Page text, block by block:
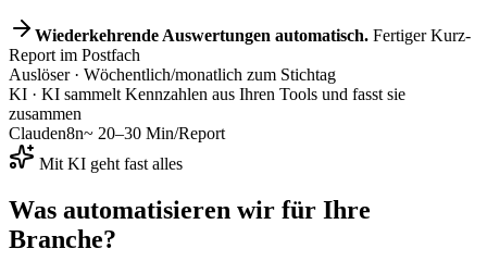
Wiederkehrende Auswertungen automatisch. Fertiger Kurz-
Report im Postfach
Auslöser· Wöchentlich/monatlich zum Stichtag
KI · KI sammelt Kennzahlen aus Ihren Tools und fasst sie
zusammen
Clauden8n~ 20–30 Min/Report
Mit KI geht fast alles
Was automatisieren wir für Ihre
Branche?